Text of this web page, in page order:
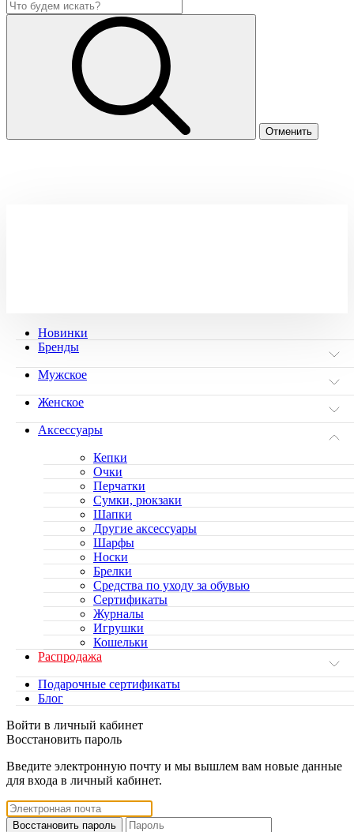
Новинки
Бренды
Мужское
Женское
Аксессуары
Кепки
Очки
Перчатки
Сумки, рюкзаки
Шапки
Другие аксессуары
Шарфы
Носки
Брелки
Средства по уходу за обувью
Сертификаты
Журналы
Игрушки
Кошельки
Распродажа
Подарочные сертификаты
Блог
Войти в личный кабинет
Восстановить пароль
Введите электронную почту и мы вышлем вам новые данные
для входа в личный кабинет.
Восстановить пароль